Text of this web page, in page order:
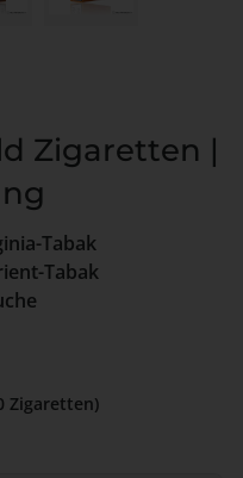
Zigaretten |
Tabak
Tabak
Zigaretten)